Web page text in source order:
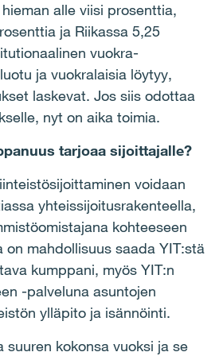
alle viisi prosenttia,
ja Riikassa 5,25
vuokra-
ja vuokralaisia löytyy,
laskevat. Jos siis odottaa
nyt on aika toimia.
tarjoaa sijoittajalle?
voidaan
yhteissijoitusrakenteella,
kohteeseen
on mahdollisuus saada YIT:stä
kumppani, myös YIT:n
-palveluna asuntojen
ylläpito ja isännöinti.
suuren kokonsa vuoksi ja se